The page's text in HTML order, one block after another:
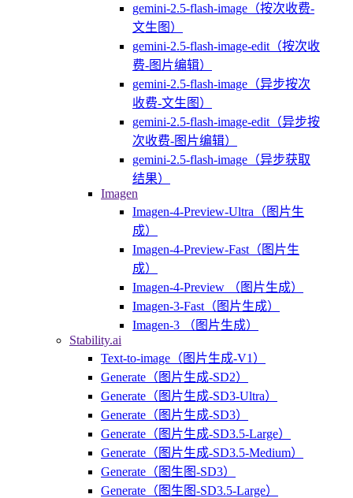
gemini-2.5-flash-image（按次收费-
文生图）
gemini-2.5-flash-image-edit（按次收
费-图片编辑）
gemini-2.5-flash-image（异步按次
收费-文生图）
gemini-2.5-flash-image-edit（异步按
次收费-图片编辑）
gemini-2.5-flash-image（异步获取
结果）
Imagen
Imagen-4-Preview-Ultra（图片生
成）
Imagen-4-Preview-Fast（图片生
成）
Imagen-4-Preview （图片生成）
Imagen-3-Fast（图片生成）
Imagen-3 （图片生成）
Stability.ai
Text-to-image（图片生成-V1）
Generate（图片生成-SD2）
Generate（图片生成-SD3-Ultra）
Generate（图片生成-SD3）
Generate（图片生成-SD3.5-Large）
Generate（图片生成-SD3.5-Medium）
Generate（图生图-SD3）
Generate（图生图-SD3.5-Large）